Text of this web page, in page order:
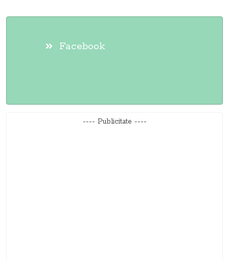
Facebook
---- Publicitate ----